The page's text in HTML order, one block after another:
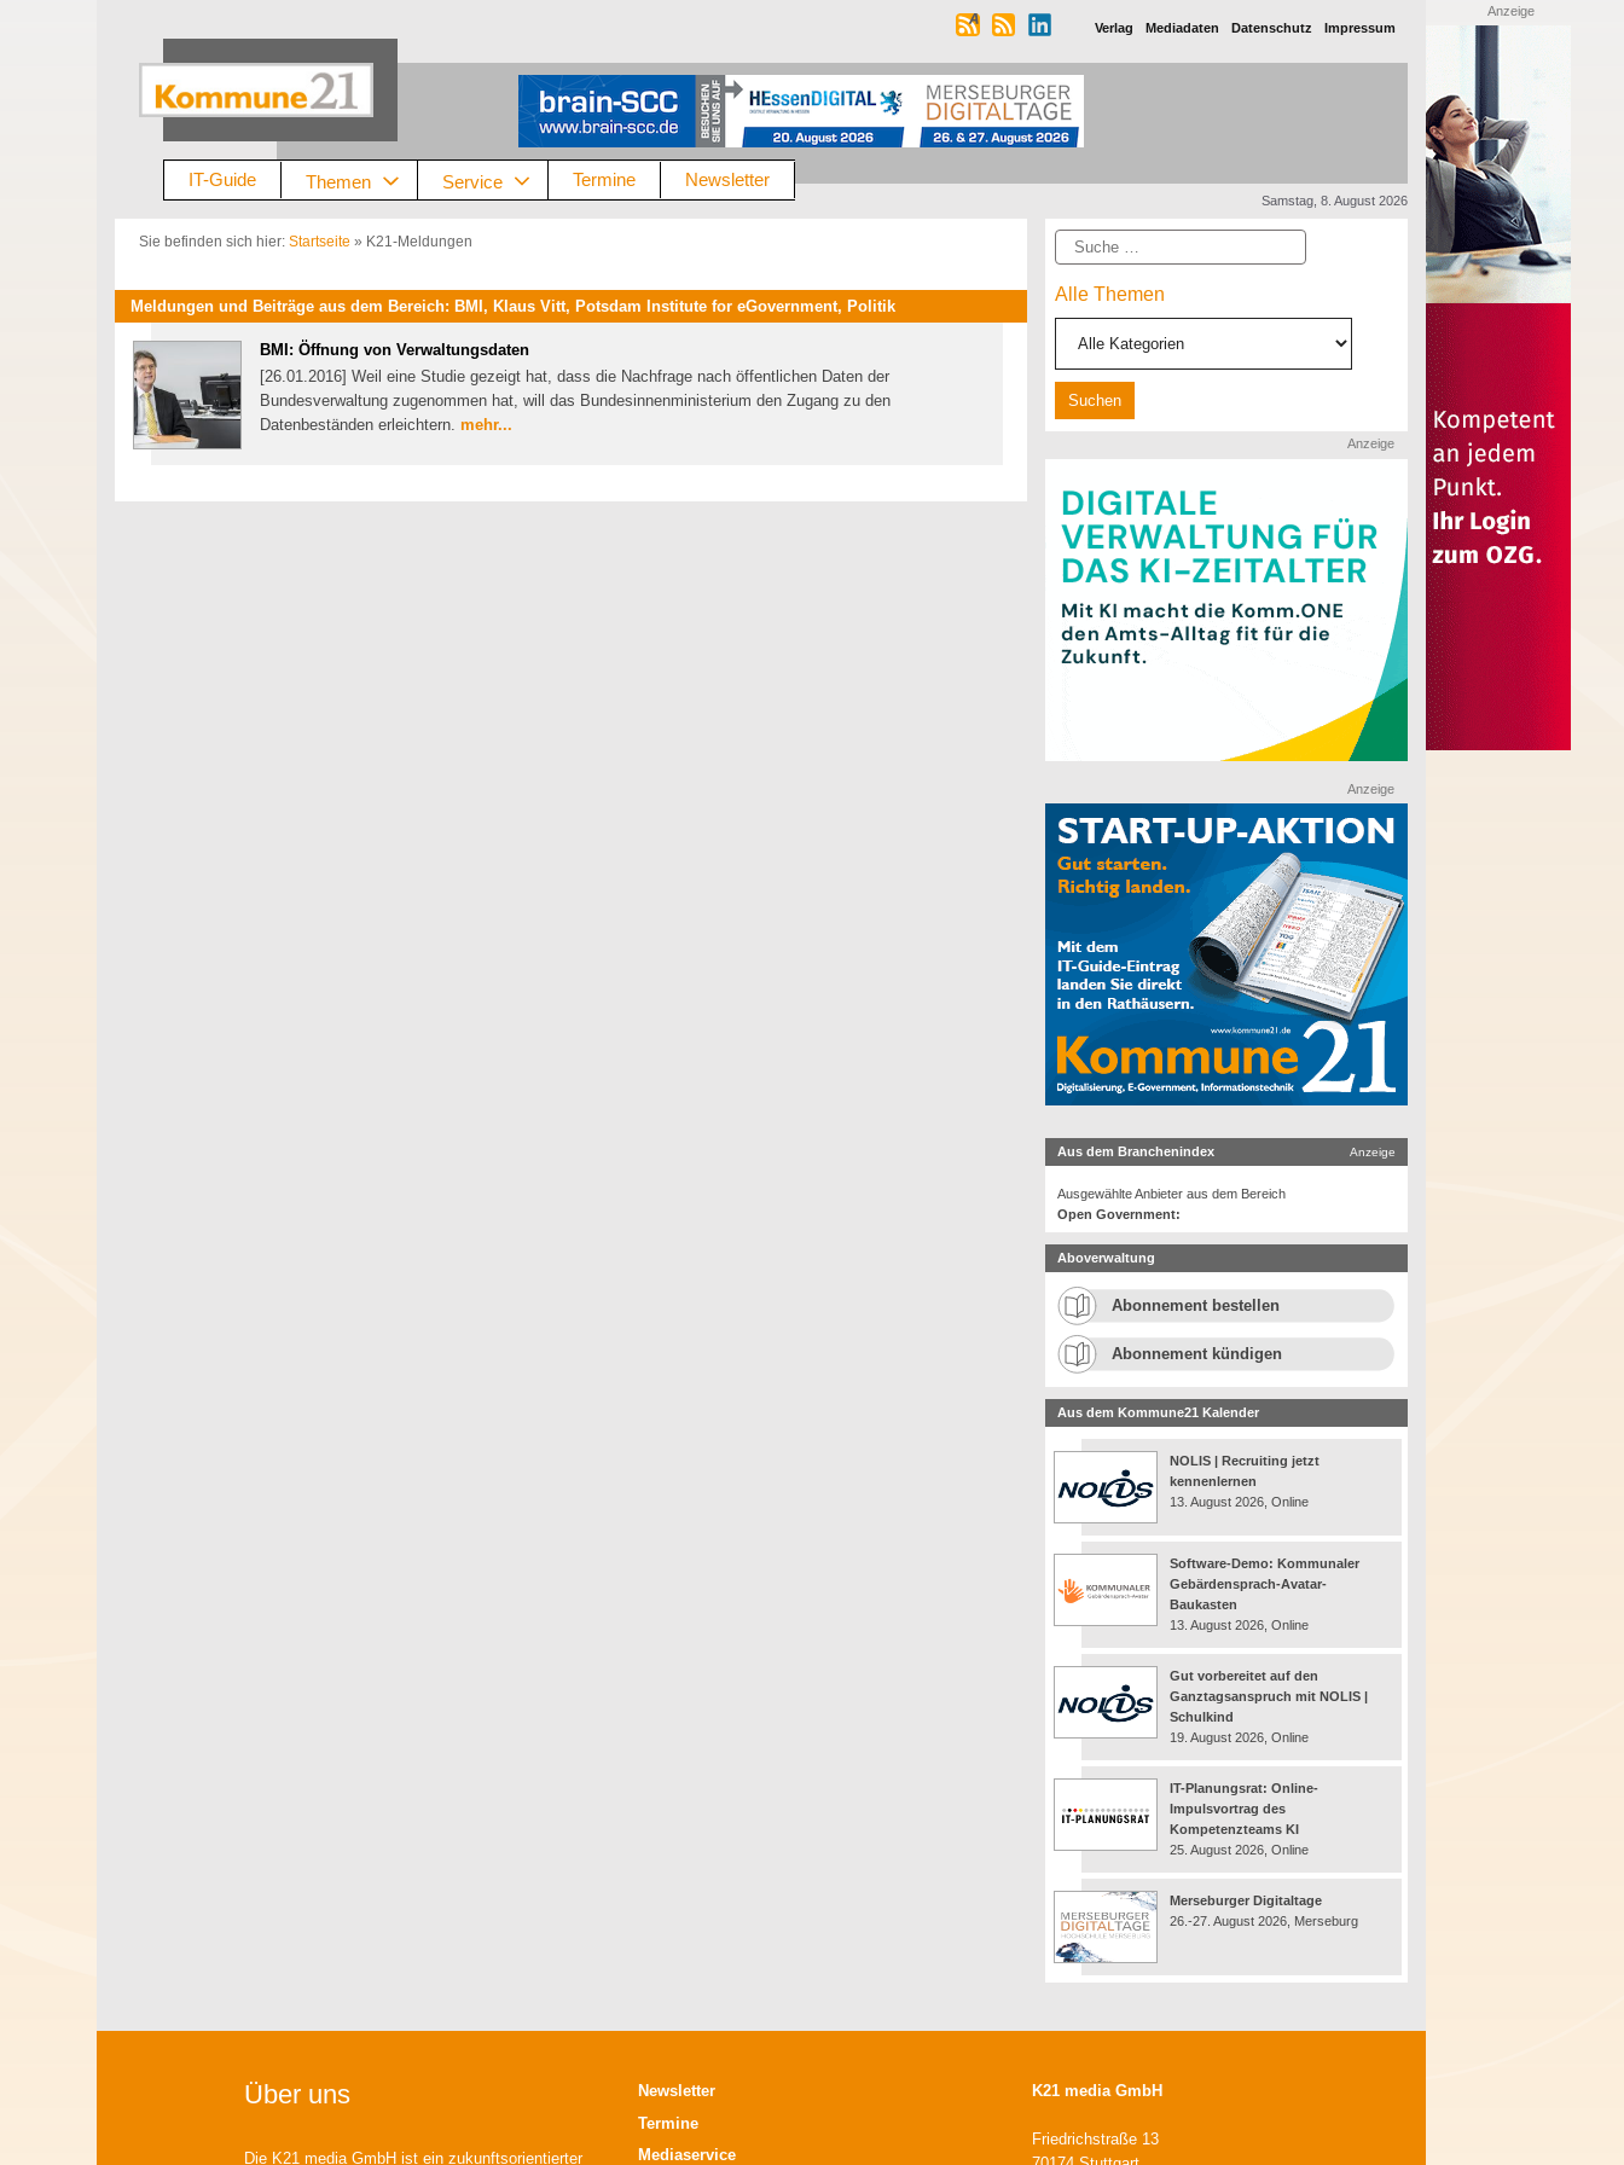
Verlag Mediadaten Datenschutz Impressum
IT-Guide Themen Service Termine Newsletter
Samstag, 8. August 2026
Sie befinden sich hier: Startseite » K21-Meldungen
Meldungen und Beiträge aus dem Bereich: BMI, Klaus Vitt, Potsdam Institute for eGovernment, Politik
BMI: Öffnung von Verwaltungsdaten
[26.01.2016] Weil eine Studie gezeigt hat, dass die Nachfrage nach öffentlichen Daten der
Bundesverwaltung zugenommen hat, will das Bundesinnenministerium den Zugang zu den
Datenbeständen erleichtern. mehr...
Suche
Alle Themen
Anzeige
Anzeige
Aus dem Branchenindex Anzeige
Ausgewählte Anbieter aus dem Bereich
Open Government:
Aboverwaltung
Abonnement bestellen
Abonnement kündigen
Aus dem Kommune21 Kalender
NOLIS | Recruiting jetzt
kennenlernen
13. August 2026, Online
Software-Demo: Kommunaler
Gebärdensprach-Avatar-
Baukasten
13. August 2026, Online
Gut vorbereitet auf den
Ganztagsanspruch mit NOLIS |
Schulkind
19. August 2026, Online
IT-Planungsrat: Online-
Impulsvortrag des
Kompetenzteams KI
25. August 2026, Online
Merseburger Digitaltage
26.-27. August 2026, Merseburg
Anzeige
Über uns
Die K21 media GmbH ist ein zukunftsorientierter
Newsletter
Termine
Mediaservice
K21 media GmbH
Friedrichstraße 13